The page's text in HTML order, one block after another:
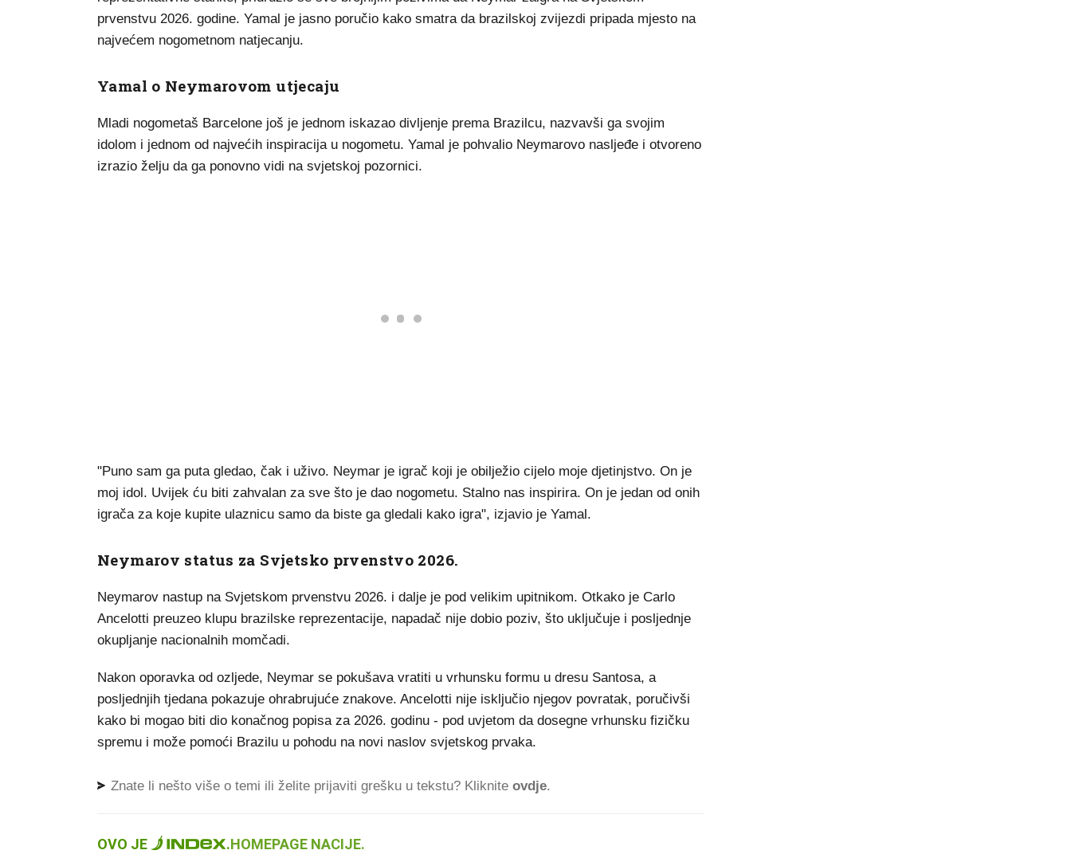
prvenstvu 2026. godine. Yamal je jasno poručio kako smatra da brazilskoj zvijezdi pripada mjesto na
najvećem nogometnom natjecanju.
Yamal o Neymarovom utjecaju
Mladi nogometaš Barcelone još je jednom iskazao divljenje prema Brazilcu, nazvavši ga svojim
idolom i jednom od najvećih inspiracija u nogometu. Yamal je pohvalio Neymarovo nasljeđe i otvoreno
izrazio želju da ga ponovno vidi na svjetskoj pozornici.
"Puno sam ga puta gledao, čak i uživo. Neymar je igrač koji je obilježio cijelo moje djetinjstvo. On je
moj idol. Uvijek ću biti zahvalan za sve što je dao nogometu. Stalno nas inspirira. On je jedan od onih
igrača za koje kupite ulaznicu samo da biste ga gledali kako igra", izjavio je Yamal.
Neymarov status za Svjetsko prvenstvo 2026.
Neymarov nastup na Svjetskom prvenstvu 2026. i dalje je pod velikim upitnikom. Otkako je Carlo
Ancelotti preuzeo klupu brazilske reprezentacije, napadač nije dobio poziv, što uključuje i posljednje
okupljanje nacionalnih momčadi.
Nakon oporavka od ozljede, Neymar se pokušava vratiti u vrhunsku formu u dresu Santosa, a
posljednjih tjedana pokazuje ohrabrujuće znakove. Ancelotti nije isključio njegov povratak, poručivši
kako bi mogao biti dio konačnog popisa za 2026. godinu - pod uvjetom da dosegne vrhunsku fizičku
spremu i može pomoći Brazilu u pohodu na novi naslov svjetskog prvaka.
Znate li nešto više o temi ili želite prijaviti grešku u tekstu? Kliknite ovdje.
OVO JE .HOMEPAGE NACIJE.